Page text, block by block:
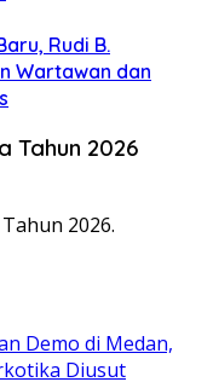
Rudi B.
Wartawan dan
Tahun 2026
2026.